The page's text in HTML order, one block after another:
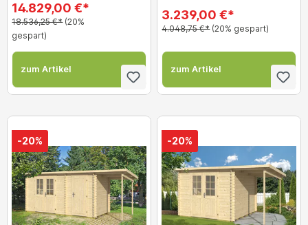
14.829,00 €*
18.536,25 €* (20%
gespart)
zum Artikel
3.239,00 €*
4.048,75 €* (20% gespart)
zum Artikel
-20% -20%